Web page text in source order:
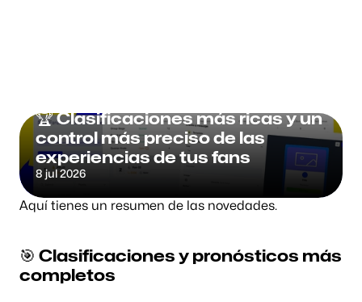
🏆 Clasificaciones más ricas y un
control más preciso de las
experiencias de tus fans
8 jul 2026
Aquí tienes un resumen de las novedades.
🎯 Clasificaciones y pronósticos más
completos